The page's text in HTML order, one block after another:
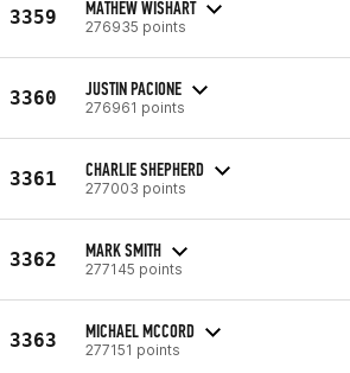
3359 MATHEW WISHART
276935 points
3360 JUSTIN PACIONE
276961 points
3361 CHARLIE SHEPHERD
277003 points
3362 MARK SMITH
277145 points
3363 MICHAEL MCCORD
277151 points